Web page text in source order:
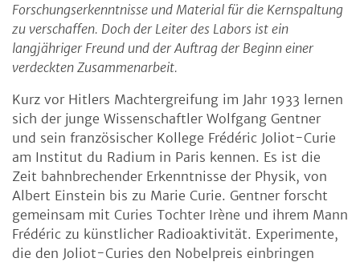
Forschungserkenntnisse und Material für die Kernspaltung
zu verschaffen. Doch der Leiter des Labors ist ein
langjähriger Freund und der Auftrag der Beginn einer
verdeckten Zusammenarbeit.
Kurz vor Hitlers Machtergreifung im Jahr 1933 lernen
sich der junge Wissenschaftler Wolfgang Gentner
und sein französischer Kollege Frédéric Joliot-Curie
am Institut du Radium in Paris kennen. Es ist die
Zeit bahnbrechender Erkenntnisse der Physik, von
Albert Einstein bis zu Marie Curie. Gentner forscht
gemeinsam mit Curies Tochter Irène und ihrem Mann
Frédéric zu künstlicher Radioaktivität. Experimente,
die den Joliot-Curies den Nobelpreis einbringen